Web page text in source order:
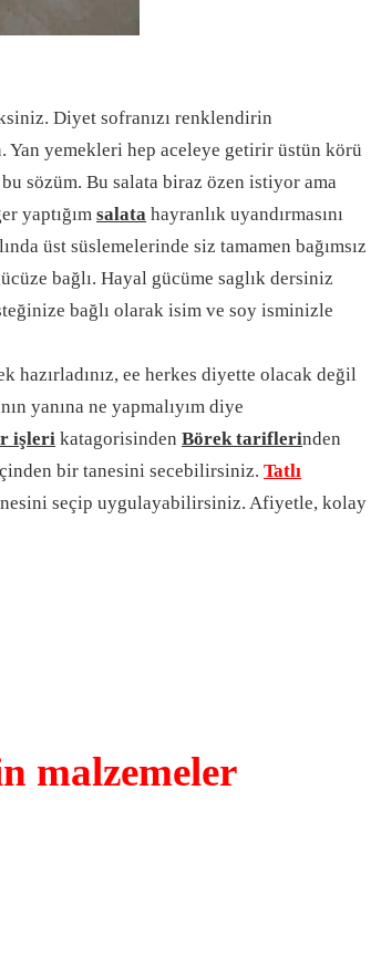
Diyet sofranızı renklendirin
yemekleri hep aceleye getirir üstün körü
sözüm. Bu salata biraz özen istiyor ama
yaptığım salata hayranlık uyandırmasını
üst süslemelerinde siz tamamen bağımsız
bağlı. Hayal gücüme saglık dersiniz
bağlı olarak isim ve soy isminizle
hazırladınız, ee herkes diyette olacak değil
yanına ne yapmalıyım diye
işleri katagorisinden Börek tariflerinden
bir tanesini secebilirsiniz. Tatlı
seçip uygulayabilirsiniz. Afiyetle, kolay
malzemeler